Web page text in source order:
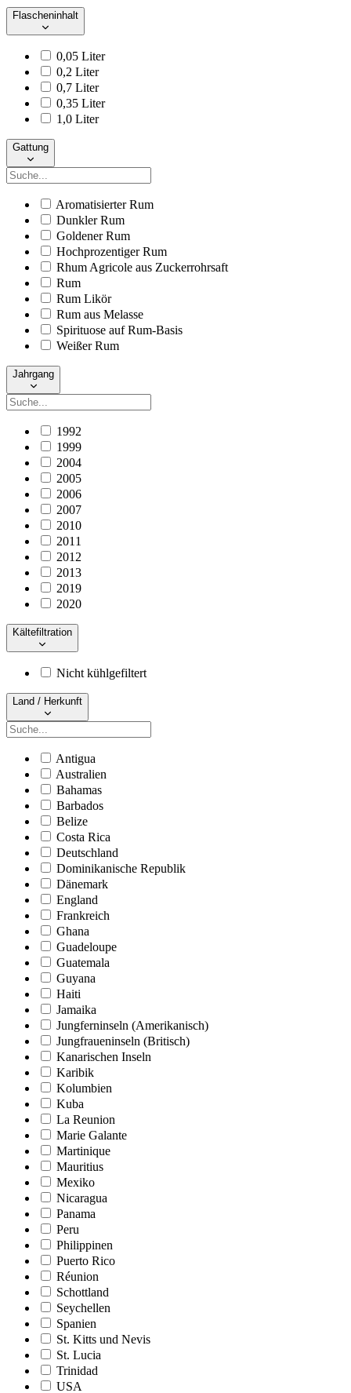
Flascheninhalt
0,05 Liter
0,2 Liter
0,7 Liter
0,35 Liter
1,0 Liter
Gattung
Aromatisierter Rum
Dunkler Rum
Goldener Rum
Hochprozentiger Rum
Rhum Agricole aus Zuckerrohrsaft
Rum
Rum Likör
Rum aus Melasse
Spirituose auf Rum-Basis
Weißer Rum
Jahrgang
1992
1999
2004
2005
2006
2007
2010
2011
2012
2013
2019
2020
Kältefiltration
Nicht kühlgefiltert
Land / Herkunft
Antigua
Australien
Bahamas
Barbados
Belize
Costa Rica
Deutschland
Dominikanische Republik
Dänemark
England
Frankreich
Ghana
Guadeloupe
Guatemala
Guyana
Haiti
Jamaika
Jungferninseln (Amerikanisch)
Jungfraueninseln (Britisch)
Kanarischen Inseln
Karibik
Kolumbien
Kuba
La Reunion
Marie Galante
Martinique
Mauritius
Mexiko
Nicaragua
Panama
Peru
Philippinen
Puerto Rico
Réunion
Schottland
Seychellen
Spanien
St. Kitts und Nevis
St. Lucia
Trinidad
USA